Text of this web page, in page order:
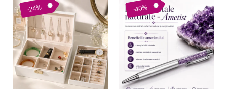
-24% -40%